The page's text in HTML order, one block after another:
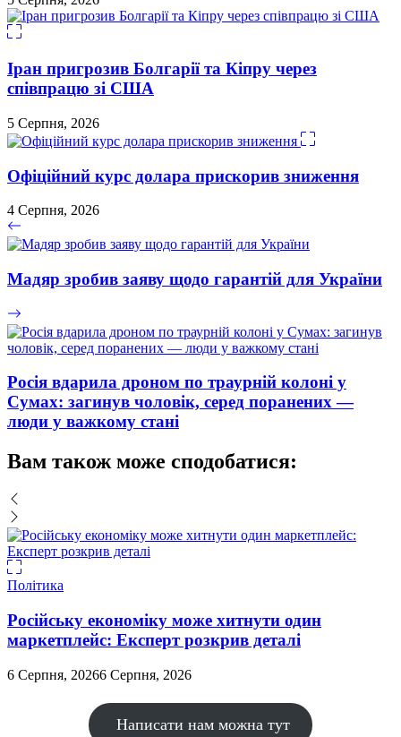
Іран пригрозив Болгарії та Кіпру через
співпрацю зі США
5 Серпня, 2026
Офіційний курс долара прискорив зниження
4 Серпня, 2026
Мадяр зробив заяву щодо гарантій для України
Росія вдарила дроном по траурній колоні у
Сумах: загинув чоловік, серед поранених —
люди у важкому стані
Вам також може сподобатися:
Політика
Російську економіку може хитнути один
маркетплейс: Експерт розкрив деталі
6 Серпня, 20266 Серпня, 2026
Написати нам можна тут